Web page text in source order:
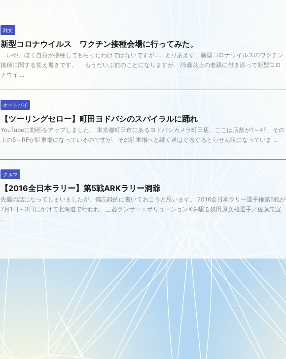
雑文
新型コロナウイルス ワクチン接種会場に行ってみた。
いや、ぼく自身が接種してもらったわけではないですが…。とりあえず、新型コロナウイルスのワクチン
接種に関する覚え書きです。 もうだいぶ前のことになりますが、75歳以上の老親に付き添って新型コロ
ナウイ ...
オートバイ
【ツーリングセロー】町田ヨドバシのスパイラルに踊れ
YouTubeに動画をアップしました。 東京都町田市にあるヨドバシカメラ町田店。ここは店舗が1～4F、その
上の5～RFが駐車場になっているのですが、その駐車場へと続く道はぐるぐるとらせん状になっていま ...
クルマ
【2016全日本ラリー】第5戦ARKラリー洞爺
先週の話になってしまいましたが、備忘録的に書いておこうと思います。 2016全日本ラリー選手権第5戦が
7月1日～3日にかけて北海道で行われ、三菱ランサーエボリューションXを駆る奴田原文雄選手／佐藤忠宜
...